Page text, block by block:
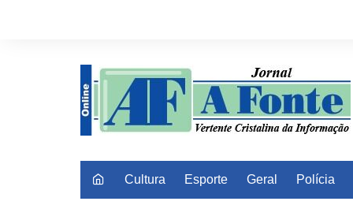
Cultura Esporte Geral Polícia